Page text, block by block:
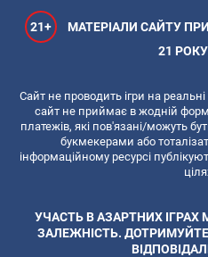
21+
МАТЕРІАЛИ САЙТУ
21
Сайт не проводить ігри на
сайт не приймає в жодній
платежів, які пов'язані/можуть
букмекерами або
інформаційному ресурсі
УЧАСТЬ В АЗАРТНИХ
ЗАЛЕЖНІСТЬ.